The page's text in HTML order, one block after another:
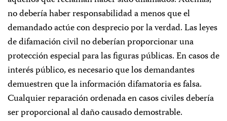
no debería haber responsabilidad a menos que el
demandado actúe con desprecio por la verdad. Las leyes
de difamación civil no deberían proporcionar una
protección especial para las figuras públicas. En casos de
interés público, es necesario que los demandantes
demuestren que la información difamatoria es falsa.
Cualquier reparación ordenada en casos civiles debería
ser proporcional al daño causado demostrable.